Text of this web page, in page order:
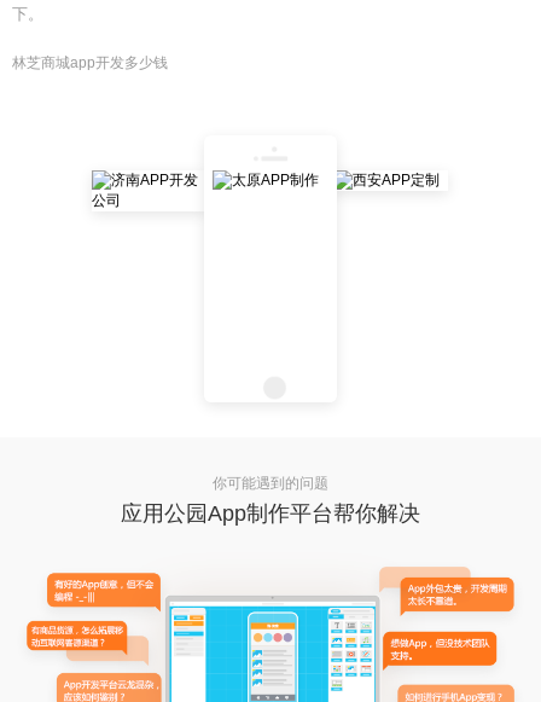
下。
林芝商城app开发多少钱
你可能遇到的问题
应用公园App制作平台帮你解决